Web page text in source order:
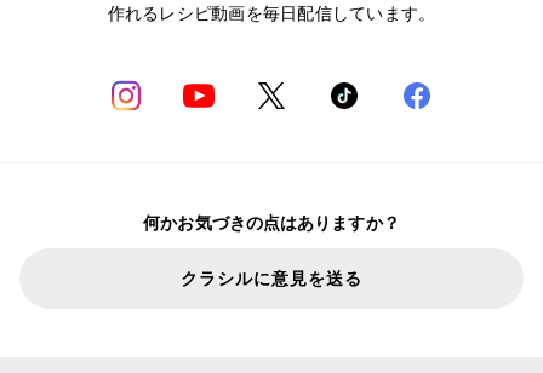
作れるレシピ動画を毎日配信しています。
何かお気づきの点はありますか？
クラシルに意見を送る